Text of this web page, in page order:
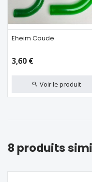
Eheim Coude
3,60 €
Voir le produit
8 produits